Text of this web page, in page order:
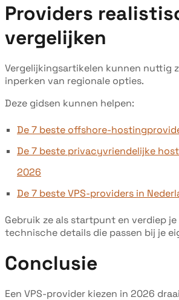
Providers
vergelijken
Vergelijkingsartikelen kunnen nuttig
inperken van regionale opties.
Deze gidsen kunnen helpen:
De 7 beste offshore-
De 7 beste privacyvriendelijke
2026
De 7 beste VPS-providers in
Gebruik ze als startpunt en verdiep
technische details die passen bij je
Conclusie
Een VPS-provider kiezen in 2026